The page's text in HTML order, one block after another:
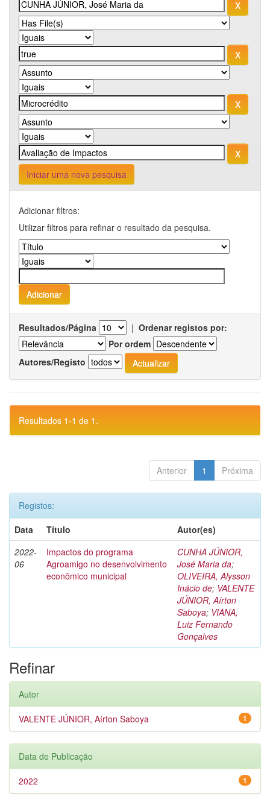
Iniciar uma nova pesquisa
Adicionar filtros:
Utilizar filtros para refinar o resultado da pesquisa.
Resultados/Página | Ordenar registos por:
Por ordem
Autores/Registo
Resultados 1-1 de 1.
Anterior 1 Próxima
Registos:
Data
Título
Autor(es)
2022-
06
Impactos do programa
Agroamigo no desenvolvimento
econômico municipal
CUNHA JÚNIOR,
José Maria da;
OLIVEIRA, Alysson
Inácio de; VALENTE
JÚNIOR, Aírton
Saboya; VIANA,
Luiz Fernando
Gonçalves
Refinar
Autor
1
VALENTE JÚNIOR, Aírton Saboya
Data de Publicação
1
2022